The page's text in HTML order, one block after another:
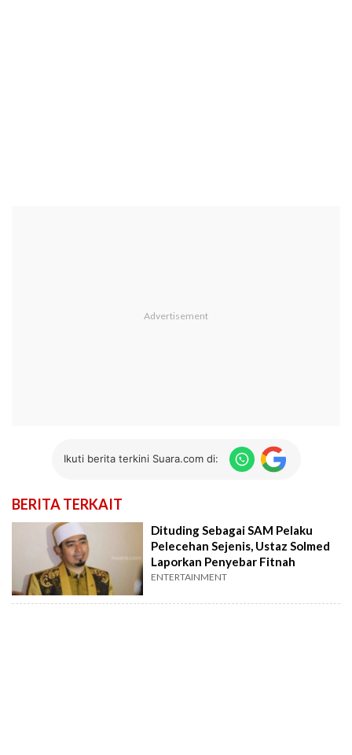
Ikuti berita terkini Suara.com di:
BERITA TERKAIT
Dituding Sebagai SAM Pelaku
Pelecehan Sejenis, Ustaz Solmed
Laporkan Penyebar Fitnah
ENTERTAINMENT